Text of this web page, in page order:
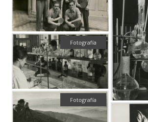
Fotografía
Fotografía